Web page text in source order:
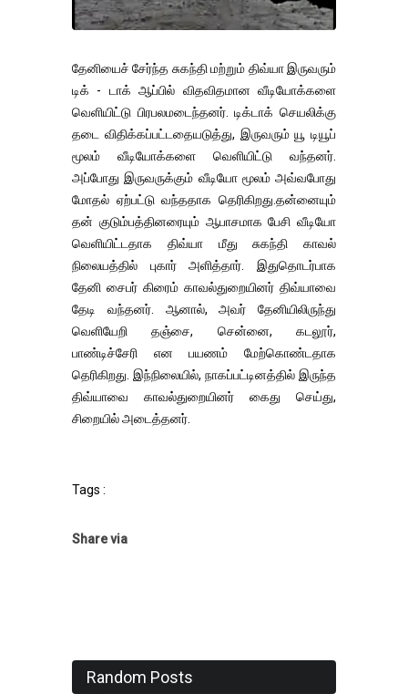
தேனியைச் சேர்ந்த சுகந்தி மற்றும் திவ்யா இருவரும்
டிக் - டாக் ஆப்பில் விதவிதமான வீடியோக்களை
வெளியிட்டு பிரபலமடைந்தனர். டிக்டாக் செயலிக்கு
தடை விதிக்கப்பட்டதையடுத்து, இருவரும் யூ டியூப்
மூலம் வீடியோக்களை வெளியிட்டு வந்தனர்.
அப்போது இருவருக்கும் வீடியோ மூலம் அவ்வபோது
மோதல் ஏற்பட்டு வந்ததாக தெரிகிறது.தன்னையும்
தன் குடும்பத்தினரையும் ஆபாசமாக பேசி வீடியோ
வெளியிட்டதாக திவ்யா மீது சுகந்தி காவல்
நிலையத்தில் புகார் அளித்தார். இதுதொடர்பாக
தேனி சைபர் கிரைம் காவல்துறையினர் திவ்யாவை
தேடி வந்தனர். ஆனால், அவர் தேனியிலிருந்து
வெளியேறி தஞ்சை, சென்னை, கடலூர்,
பாண்டிச்சேரி என பயணம் மேற்கொண்டதாக
தெரிகிறது. இந்நிலையில், நாகப்பட்டினத்தில் இருந்த
திவ்யாவை காவல்துறையினர் கைது செய்து,
சிறையில் அடைத்தனர்.
Tags :
Share via
Random Posts